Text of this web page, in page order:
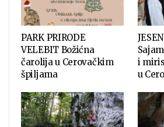
PARK PRIRODE
VELEBIT Božićna
čarolija u Cerovačkim
špiljama
i
u